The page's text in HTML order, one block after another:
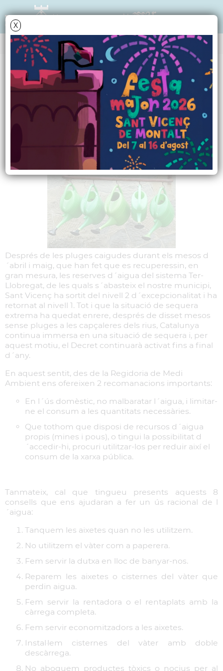
X
NOTÍCIES - ACTUALITAT
L´aigua, un bé escàs i
molt preuat
Després de les pluges caigudes durant els mesos d
´abril i maig, que han fet que es recuperessin, en
gran mesura, les reserves d´aigua del sistema Ter-
Llobregat, de les quals s´abasteix el nostre municipi,
Sant Vicenç ha sortit del nivell 2 d´excepcionalitat i ha
retornat al nivell 1. Tot i que la situació de sequera
extrema ha quedat enrere, després de disset mesos
sense pluges a les capçaleres dels rius, Catalunya
continua immersa en una situació de sequera i, per
aquest motiu, el Decret continuarà activat fins a final
d´any.
En aquest sentit, des de la Regidoria de Medi
Ambient ens ofereixen 2 recomanacions importants:
En l´ús domèstic, no malbaratar l´aigua, i limitar-
ne el consum a les quantitats necessàries.
Que tothom que disposi de recursos d´aigua
propis (mines i pous), o tingui la possibilitat d
´accedir-hi, procuri utilitzar-los per reduir així el
consum de la xarxa pública.
Tanmateix, cal que tingueu presents aquests 8
consells que ens ajudaran a fer un ús racional de l
´aigua:
Tanquem les aixetes quan no les utilitzem.
No utilitzem el vàter com a paperera.
Fem servir la dutxa en lloc de banyar-nos.
Reparem les aixetes o cisternes del vàter que
perdin aigua.
Fem servir la rentadora o el rentaplats amb la
càrrega completa.
Fem servir economitzadors a les aixetes.
Instal·lem cisternes del vàter amb doble
descàrrega.
No aboquem productes tòxics o nocius per al